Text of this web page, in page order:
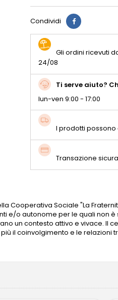
Condividi
Gli ordini ricevuti
24/08
Ti serve aiuto?
lun-ven 9:00 - 17:00
I prodotti
Transazione sicura
Cooperativa Sociale "La
e/o autonome per le quali non
un contesto attivo e vivace. Il
il coinvolgimento e le relazioni